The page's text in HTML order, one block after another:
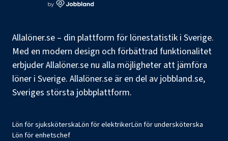
Allalöner.se – din plattform för lönestatistik i Sverige.
Med en modern design och förbättrad funktionalitet
erbjuder Allalöner.se nu alla möjligheter att jämföra
löner i Sverige. Allalöner.se är en del av jobbland.se,
Sveriges största jobbplattform.
Lön för sjuksköterskaLön för elektrikerLön för undersköterska
Lön för enhetschef